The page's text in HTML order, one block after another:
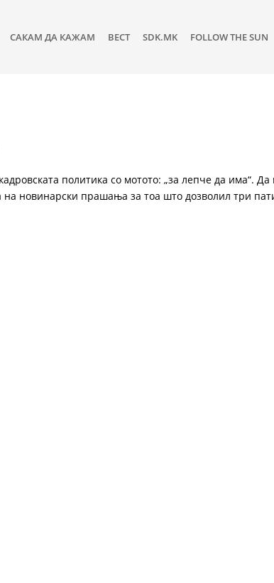
САКАМ ДА КАЖАМ ВЕСТ SDK.MK FOLLOW THE SUN
политика со мотото: „за лепче да има“.
на новинарски прашања за тоа што дозволил три